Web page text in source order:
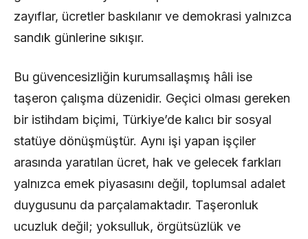
zayıflar, ücretler baskılanır ve demokrasi yalnızca
sandık günlerine sıkışır.
Bu güvencesizliğin kurumsallaşmış hâli ise
taşeron çalışma düzenidir. Geçici olması gereken
bir istihdam biçimi, Türkiye’de kalıcı bir sosyal
statüye dönüşmüştür. Aynı işi yapan işçiler
arasında yaratılan ücret, hak ve gelecek farkları
yalnızca emek piyasasını değil, toplumsal adalet
duygusunu da parçalamaktadır. Taşeronluk
ucuzluk değil; yoksulluk, örgütsüzlük ve